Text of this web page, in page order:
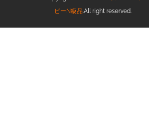
ピーN級品.All right reserved.